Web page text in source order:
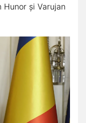
Hunor şi Varujan